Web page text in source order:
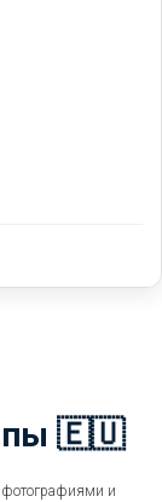
🇪🇺
фотографиями и